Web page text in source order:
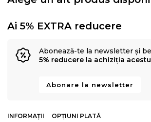
Ai 5% EXTRA reducere
Abonează-te la newsletter și
5% reducere la achiziția
Abonare la newsletter
INFORMAȚII OPȚIUNI PLATĂ